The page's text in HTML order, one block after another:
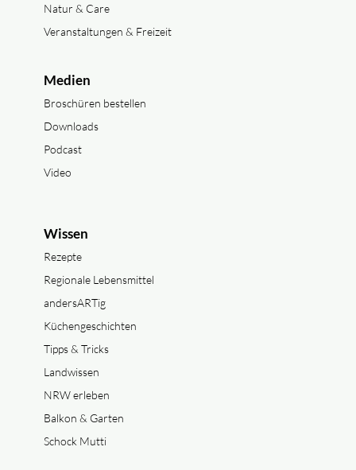
Natur & Care
Veranstaltungen & Freizeit
Medien
Broschüren bestellen
Downloads
Podcast
Video
Wissen
Rezepte
Regionale Lebensmittel
andersARTig
Küchengeschichten
Tipps & Tricks
Landwissen
NRW erleben
Balkon & Garten
Schock Mutti